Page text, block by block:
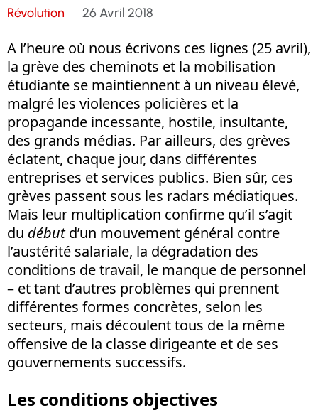
Révolution 26 Avril 2018
A l’heure où nous écrivons ces lignes (25 avril),
la grève des cheminots et la mobilisation
étudiante se maintiennent à un niveau élevé,
malgré les violences policières et la
propagande incessante, hostile, insultante,
des grands médias. Par ailleurs, des grèves
éclatent, chaque jour, dans différentes
entreprises et services publics. Bien sûr, ces
grèves passent sous les radars médiatiques.
Mais leur multiplication confirme qu’il s’agit
du débutd’un mouvement général contre
l’austérité salariale, la dégradation des
conditions de travail, le manque de personnel
– et tant d’autres problèmes qui prennent
différentes formes concrètes, selon les
secteurs, mais découlent tous de la même
offensive de la classe dirigeante et de ses
gouvernements successifs.
Les conditions objectives